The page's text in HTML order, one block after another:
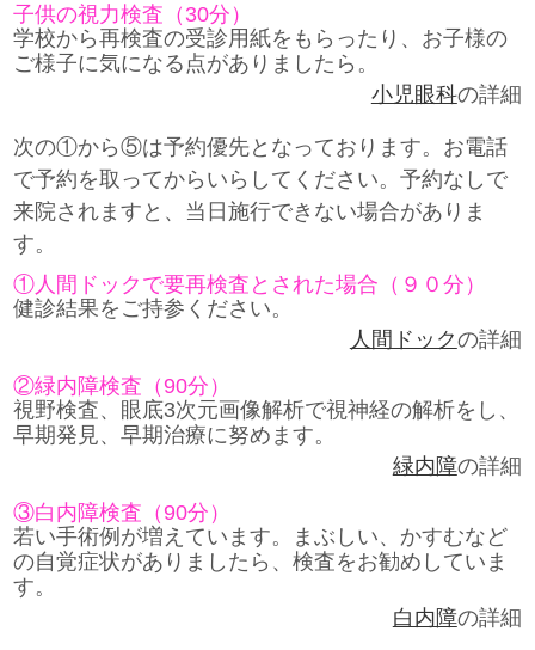
子供の視力検査（30分）
学校から再検査の受診用紙をもらったり、お子様の
ご様子に気になる点がありましたら。
小児眼科の詳細
次の①から⑤は予約優先となっております。お電話
で予約を取ってからいらしてください。予約なしで
来院されますと、当日施行できない場合がありま
す。
①人間ドックで要再検査とされた場合（９０分）
健診結果をご持参ください。
人間ドックの詳細
②緑内障検査（90分）
視野検査、眼底3次元画像解析で視神経の解析をし、
早期発見、早期治療に努めます。
緑内障の詳細
③白内障検査（90分）
若い手術例が増えています。まぶしい、かすむなど
の自覚症状がありましたら、検査をお勧めしていま
す。
白内障の詳細